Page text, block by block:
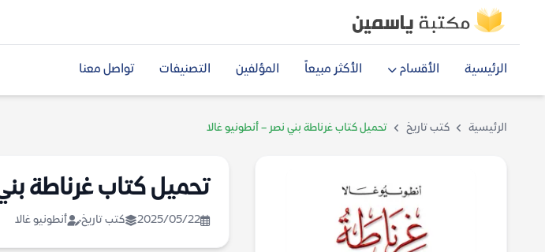
الرئيسية الأقسام الأكثر مبيعاً المؤلفين التصنيفات تواصل معنا
الرئيسية كتب تاريخ تحميل كتاب غرناطة بني نصر – أنطونيو غالا
تحميل كتاب غرناطة
2025/05/22 كتب تاريخ أنطونيو غالا